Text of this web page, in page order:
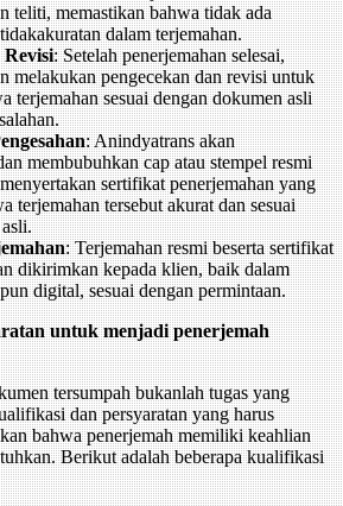
teliti, memastikan bahwa tidak ada
dalam terjemahan.
Revisi: Setelah penerjemahan selesai,
melakukan pengecekan dan revisi untuk
terjemahan sesuai dengan dokumen asli
: Anindyatrans akan
membubuhkan cap atau stempel resmi
sertifikat penerjemahan yang
terjemahan tersebut akurat dan sesuai
: Terjemahan resmi beserta sertifikat
dikirimkan kepada klien, baik dalam
digital, sesuai dengan permintaan.
untuk menjadi penerjemah
tersumpah bukanlah tugas yang
dan persyaratan yang harus
bahwa penerjemah memiliki keahlian
Berikut adalah beberapa kualifikasi